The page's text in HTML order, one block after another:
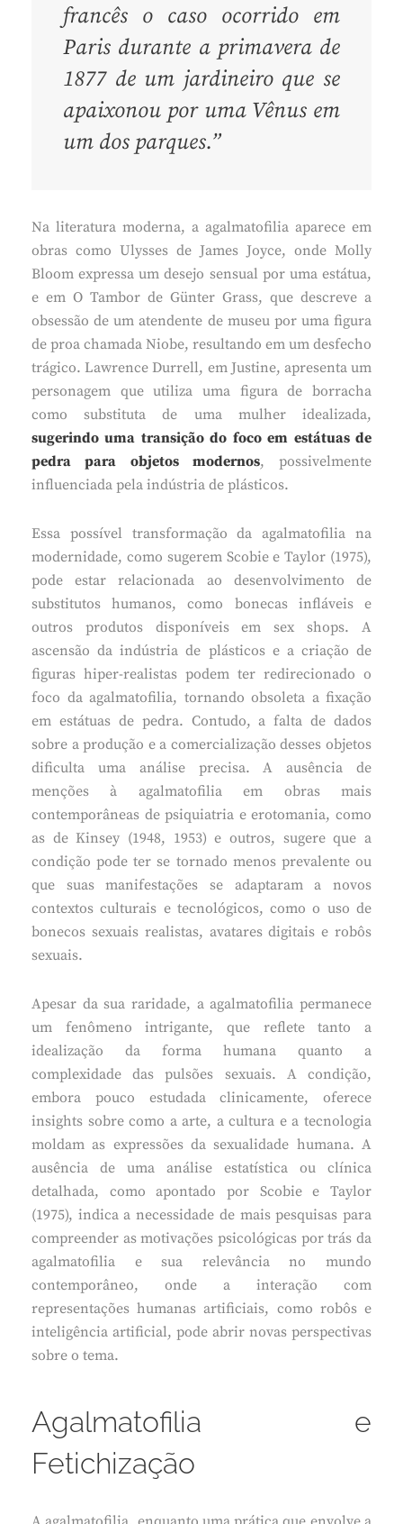
francês o caso ocorrido em
Paris durante a primavera de
1877 de um jardineiro que se
apaixonou por uma Vênus em
um dos parques.”
Na literatura moderna, a agalmatofilia aparece em
obras como Ulysses de James Joyce, onde Molly
Bloom expressa um desejo sensual por uma estátua,
e em O Tambor de Günter Grass, que descreve a
obsessão de um atendente de museu por uma figura
de proa chamada Niobe, resultando em um desfecho
trágico. Lawrence Durrell, em Justine, apresenta um
personagem que utiliza uma figura de borracha
como substituta de uma mulher idealizada,
sugerindo uma transição do foco em estátuas de
pedra para objetos modernos, possivelmente
influenciada pela indústria de plásticos.
Essa possível transformação da agalmatofilia na
modernidade, como sugerem Scobie e Taylor (1975),
pode estar relacionada ao desenvolvimento de
substitutos humanos, como bonecas infláveis e
outros produtos disponíveis em sex shops. A
ascensão da indústria de plásticos e a criação de
figuras hiper-realistas podem ter redirecionado o
foco da agalmatofilia, tornando obsoleta a fixação
em estátuas de pedra. Contudo, a falta de dados
sobre a produção e a comercialização desses objetos
dificulta uma análise precisa. A ausência de
menções à agalmatofilia em obras mais
contemporâneas de psiquiatria e erotomania, como
as de Kinsey (1948, 1953) e outros, sugere que a
condição pode ter se tornado menos prevalente ou
que suas manifestações se adaptaram a novos
contextos culturais e tecnológicos, como o uso de
bonecos sexuais realistas, avatares digitais e robôs
sexuais.
Apesar da sua raridade, a agalmatofilia permanece
um fenômeno intrigante, que reflete tanto a
idealização da forma humana quanto a
complexidade das pulsões sexuais. A condição,
embora pouco estudada clinicamente, oferece
insights sobre como a arte, a cultura e a tecnologia
moldam as expressões da sexualidade humana. A
ausência de uma análise estatística ou clínica
detalhada, como apontado por Scobie e Taylor
(1975), indica a necessidade de mais pesquisas para
compreender as motivações psicológicas por trás da
agalmatofilia e sua relevância no mundo
contemporâneo, onde a interação com
representações humanas artificiais, como robôs e
inteligência artificial, pode abrir novas perspectivas
sobre o tema.
Agalmatofilia e
Fetichização